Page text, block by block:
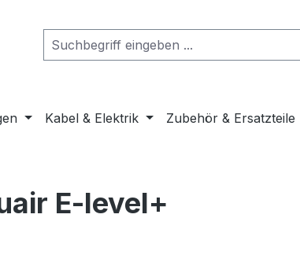
Kabel & Elektrik Zubehör & Ersatzteile
E-level+